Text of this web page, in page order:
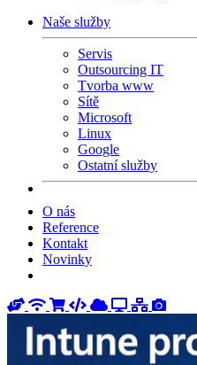
Naše služby
Servis
Outsourcing IT
Tvorba www
Sítě
Microsoft
Linux
Google
Ostatní služby
O nás
Reference
Kontakt
Novinky